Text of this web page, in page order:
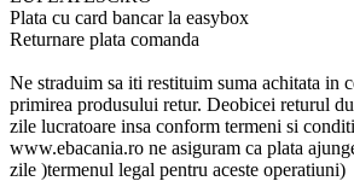
Plata cu card bancar la easybox
Returnare plata comanda
Ne straduim sa iti restituim suma achitata in
primirea produsului retur. Deobicei returul
zile lucratoare insa conform termeni si
www.ebacania.ro ne asiguram ca plata
zile )termenul legal pentru aceste operatiuni)